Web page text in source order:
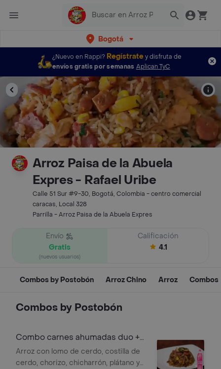
Bogotá
¿Nuevo en Rappi? Regístratey disfruta de
envíos gratis por semanas Aplican TyC
Arroz Paisa de la Abuela
Expres - Rafael Uribe
Calle 51 Sur #9-30, Bogotá, Colombia - centro comercial
caracas, Local 328
Parrilla - Arroz Paisa de la Abuela Expres
Envío
Gratis
(nuevos usuarios)
Calificación
4.1
Combos by Postobón Arroz Chino Arroz Combos
Combos by Postobón
Combo carnes ahumadas duo +
gaseosa 1.5
Arroz con lomo de cerdo, costilla de
cerdo, chorizo, chicharrón, plátano y